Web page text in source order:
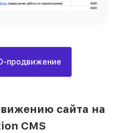
продвижение
сайта на
CMS